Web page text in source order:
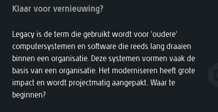
Klaar voor vernieuwing?
Legacy is de term die gebruikt wordt voor 'oudere'
computersystemen en software die reeds lang draaien
binnen een organisatie. Deze systemen vormen vaak de
basis van een organisatie. Het moderniseren heeft grote
impact en wordt projectmatig aangepakt. Waar te
beginnen?